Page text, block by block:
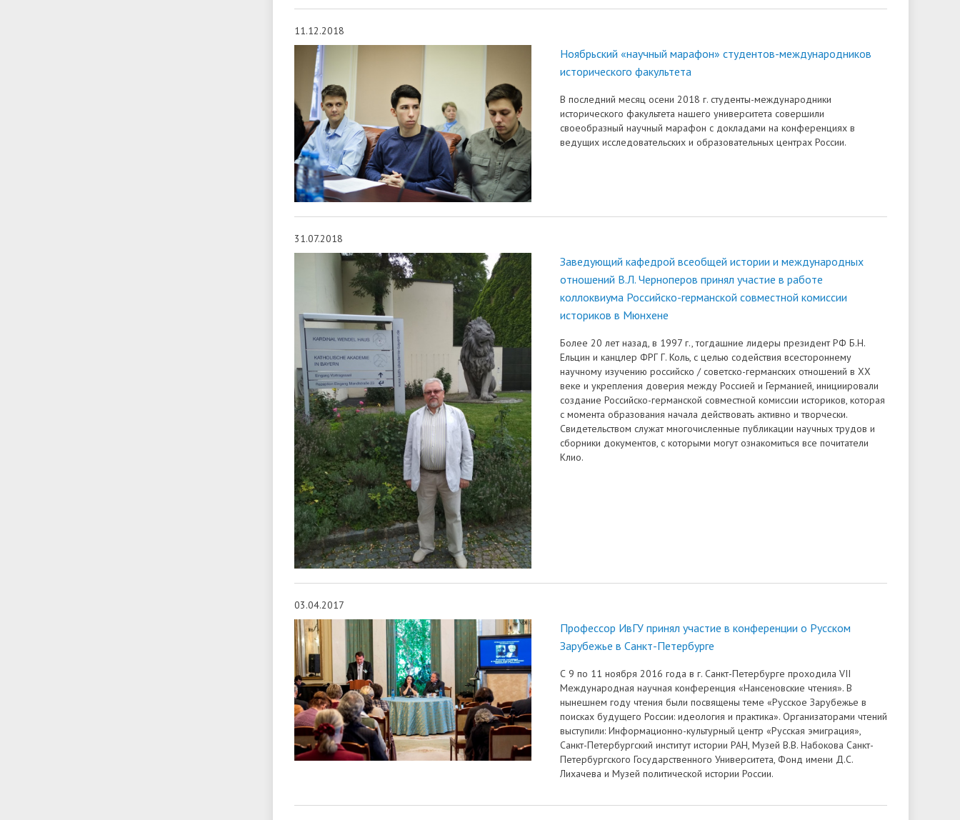
11.12.2018
Ноябрьский «научный марафон» студентов-международников
исторического факультета
В последний месяц осени 2018 г. студенты-международники
исторического факультета нашего университета совершили
своеобразный научный марафон с докладами на конференциях в
ведущих исследовательских и образовательных центрах России.
31.07.2018
Заведующий кафедрой всеобщей истории и международных
отношений В.Л. Черноперов принял участие в работе
коллоквиума Российско-германской совместной комиссии
историков в Мюнхене
Более 20 лет назад, в 1997 г., тогдашние лидеры президент РФ Б.Н.
Ельцин и канцлер ФРГ Г. Коль, с целью содействия всестороннему
научному изучению российско / советско-германских отношений в XX
веке и укрепления доверия между Россией и Германией, инициировали
создание Российско-германской совместной комиссии историков, которая
с момента образования начала действовать активно и творчески.
Свидетельством служат многочисленные публикации научных трудов и
сборники документов, с которыми могут ознакомиться все почитатели
Клио.
03.04.2017
Профессор ИвГУ принял участие в конференции о Русском
Зарубежье в Санкт-Петербурге
С 9 по 11 ноября 2016 года в г. Санкт-Петербурге проходила VII
Международная научная конференция «Нансеновские чтения». В
нынешнем году чтения были посвящены теме «Русское Зарубежье в
поисках будущего России: идеология и практика». Организаторами чтений
выступили: Информационно-культурный центр «Русская эмиграция»,
Санкт-Петербургский институт истории РАН, Музей В.В. Набокова Санкт-
Петербургского Государственного Университета, Фонд имени Д.С.
Лихачева и Музей политической истории России.